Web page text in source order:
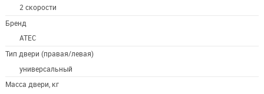
2 скорости
Бренд
ATEC
Тип двери (правая/левая)
универсальный
Масса двери, кг